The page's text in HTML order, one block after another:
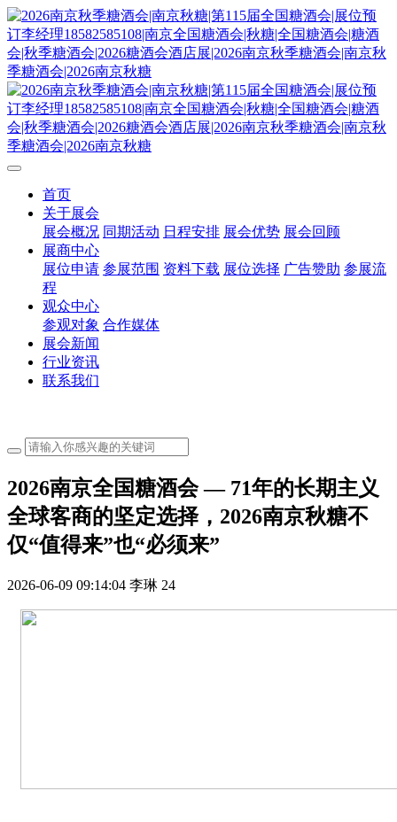
首页
关于展会
展会概况 同期活动 日程安排 展会优势 展会回顾
展商中心
展位申请 参展范围 资料下载 展位选择 广告赞助 参展流
程
观众中心
参观对象 合作媒体
展会新闻
行业资讯
联系我们
2026南京全国糖酒会 — 71年的长期主义
全球客商的坚定选择，2026南京秋糖不
仅“值得来”也“必须来”
2026-06-09 09:14:04 李琳 24